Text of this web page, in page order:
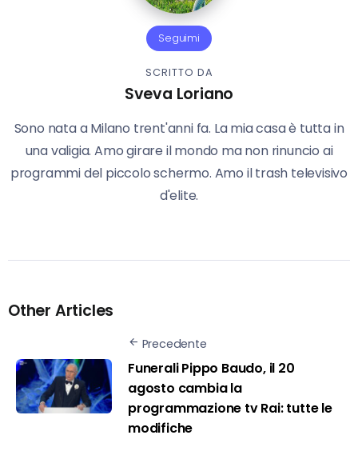
Seguimi
SCRITTO DA
Sveva Loriano
Sono nata a Milano trent'anni fa. La mia casa è tutta in
una valigia. Amo girare il mondo ma non rinuncio ai
programmi del piccolo schermo. Amo il trash televisivo
d'elite.
Other Articles
Precedente
Funerali Pippo Baudo, il 20
agosto cambia la
programmazione tv Rai: tutte le
modifiche